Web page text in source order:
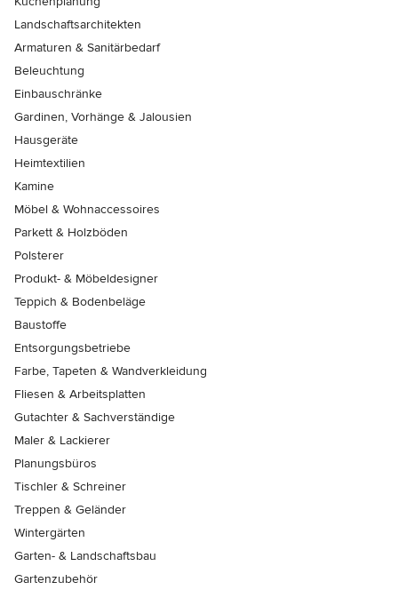
Landschaftsarchitekten
Armaturen & Sanitärbedarf
Beleuchtung
Einbauschränke
Gardinen, Vorhänge & Jalousien
Hausgeräte
Heimtextilien
Kamine
Möbel & Wohnaccessoires
Parkett & Holzböden
Polsterer
Produkt- & Möbeldesigner
Teppich & Bodenbeläge
Baustoffe
Entsorgungsbetriebe
Farbe, Tapeten & Wandverkleidung
Fliesen & Arbeitsplatten
Gutachter & Sachverständige
Maler & Lackierer
Planungsbüros
Tischler & Schreiner
Treppen & Geländer
Wintergärten
Garten- & Landschaftsbau
Gartenzubehör